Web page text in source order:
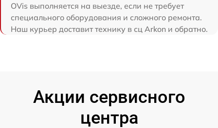
OVis выполняется на выезде, если не требует
специального оборудования и сложного ремонта.
Наш курьер доставит технику в сц Arkon и обратно.
Акции сервисного
центра